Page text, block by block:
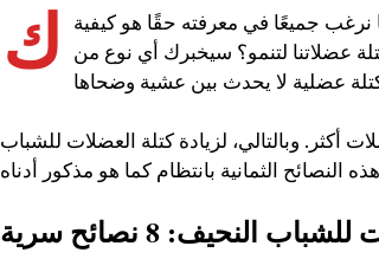
ك
نرغب جميعًا في معرفته حقًا هو كيفية
عضلاتنا لتنمو؟ سيخبرك أي نوع من
وبالتالي، لزيادة كتلة العضلات للشباب